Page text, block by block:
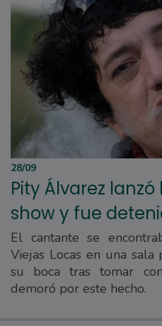
28/09
Pity Álvarez
show y fue
El cantante se
Viejas Locas en una
su boca tras tomar
demoró por este hecho.